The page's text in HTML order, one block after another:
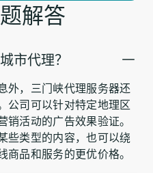
解答
市代理？
外，三门峡代理服务器还
公司可以针对特定地理区
活动的广告效果验证。
些类型的内容，也可以绕
品和服务的更优价格。